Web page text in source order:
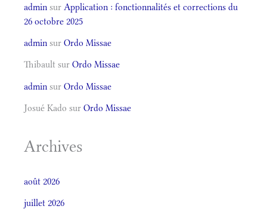
admin sur Application : fonctionnalités et corrections du
26 octobre 2025
admin sur Ordo Missae
Thibault sur Ordo Missae
admin sur Ordo Missae
Josué Kado sur Ordo Missae
Archives
août 2026
juillet 2026